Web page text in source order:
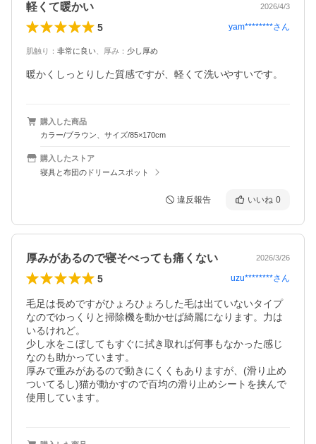
軽くて暖かい 2026/4/3
5 yam********さん
肌触り ： 非常に良い 厚み ： 少し厚め
暖かくしっとりした質感ですが、軽くて洗いやすいです。
購入した商品
カラー/ブラウン、サイズ/85×170cm
購入したストア
寝具と布団のドリームスポット
違反報告 いいね 0
厚みがあるので寝そべっても痛くない 2026/3/26
5 uzu********さん
毛足は長めですがひょろひょろした毛は出ていないタイプ
なのでゆっくりと掃除機を動かせば綺麗になります。力は
いるけれど。
少し水をこぼしてもすぐに拭き取れば何事もなかった感じ
なのも助かっています。
厚みで重みがあるので動きにくくもありますが、(滑り止め
ついてるし)猫が動かすので百均の滑り止めシートを挟んで
使用しています。